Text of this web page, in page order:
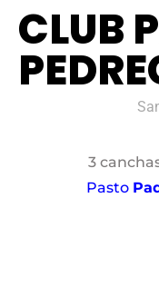
CLUB
3
Pasto